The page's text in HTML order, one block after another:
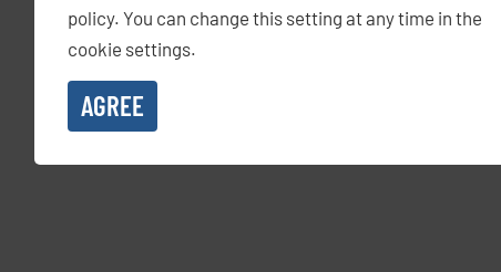
policy. You can change this setting at any time in the
cookie settings.
AGREE